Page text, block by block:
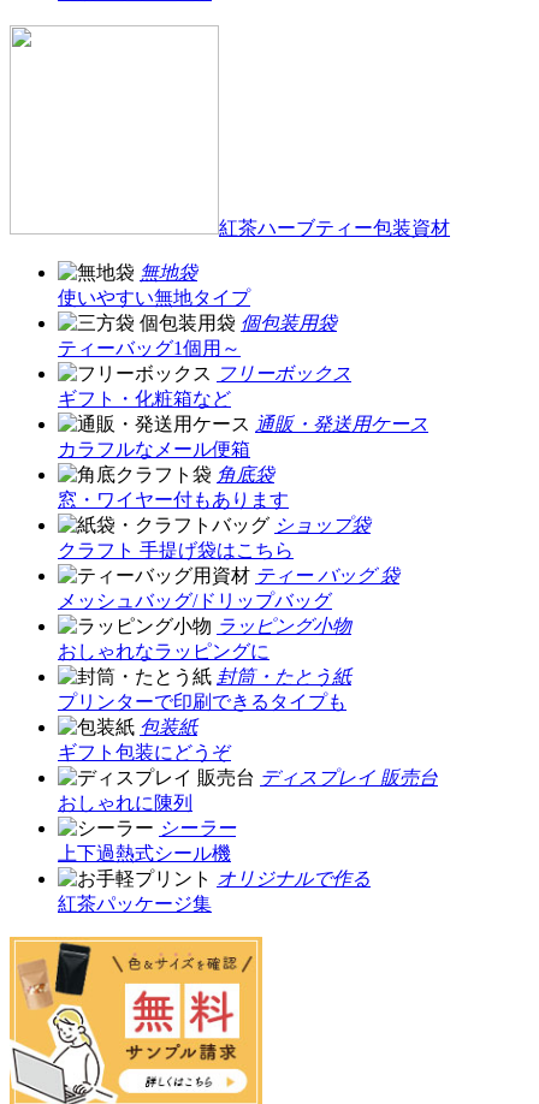
紅茶ハーブティー包装資材
無地袋
使いやすい無地タイプ
個包装用袋
ティーバッグ1個用～
フリーボックス
ギフト・化粧箱など
通販・発送用ケース
カラフルなメール便箱
角底袋
窓・ワイヤー付もあります
ショップ袋
クラフト 手提げ袋はこちら
ティー バッグ 袋
メッシュバッグ/ドリップバッグ
ラッピング小物
おしゃれなラッピングに
封筒・たとう紙
プリンターで印刷できるタイプも
包装紙
ギフト包装にどうぞ
ディスプレイ 販売台
おしゃれに陳列
シーラー
上下過熱式シール機
オリジナルで作る
紅茶パッケージ集